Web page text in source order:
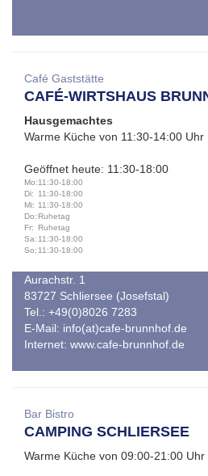
Café Gaststätte
CAFÉ-WIRTSHAUS
Hausgemachtes
Warme Küche von 11:30-14:00 Uhr
Geöffnet heute: 11:30-18:00
Mo:11:30-18:00
Di:
11:30-18:00
Mi: 11:30-18:00
Do: Ruhetag
Fr:
Ruhetag
Sa: 11:30-18:00
So: 11:30-18:00
Aurachstr. 1
83727 Schliersee (Josefstal)
Tel.: +49(0)8026 7283
E-Mail: info(at)cafe-brunnhof.de
Internet: www.cafe-brunnhof.de
Bar Bistro
CAMPING SCHLIERSEE
Warme Küche von 09:00-21:00